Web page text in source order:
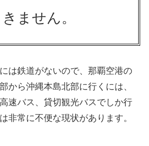
きません。
は鉄道がないので、那覇空港の
から沖縄本島北部に行くには、
速バス、貸切観光バスでしか行
非常に不便な現状があります。